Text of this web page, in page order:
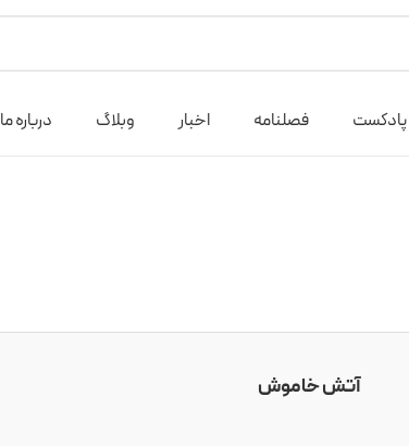
پادکست فصلنامه اخبار وبلاگ درباره ما
آتش خاموش